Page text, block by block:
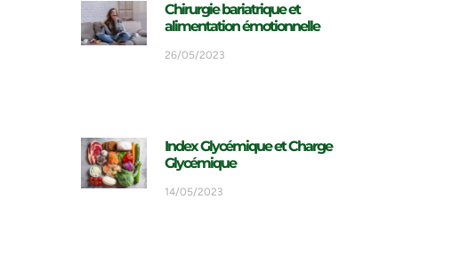
Chirurgie bariatrique et
alimentation émotionnelle
26/05/2023
Index Glycémique et Charge
Glycémique
14/05/2023